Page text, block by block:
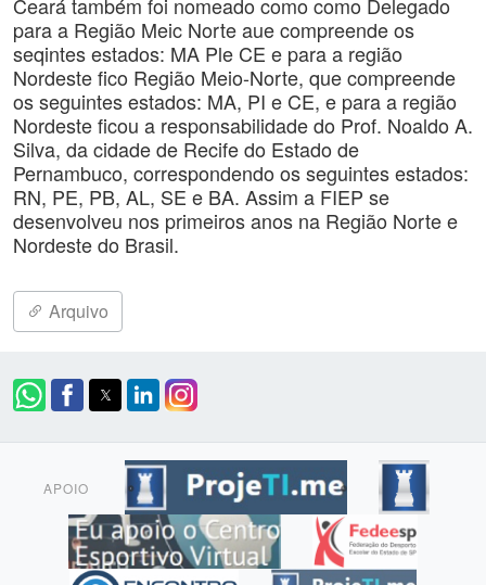
para a Região Meic Norte aue compreende os
seqintes estados: MA Ple CE e para a região
Nordeste fico Região Meio-Norte, que compreende
os seguintes estados: MA, PI e CE, e para a região
Nordeste ficou a responsabilidade do Prof. Noaldo A.
Silva, da cidade de Recife do Estado de
Pernambuco, correspondendo os seguintes estados:
RN, PE, PB, AL, SE e BA. Assim a FIEP se
desenvolveu nos primeiros anos na Região Norte e
Nordeste do Brasil.
Arquivo
APOIO